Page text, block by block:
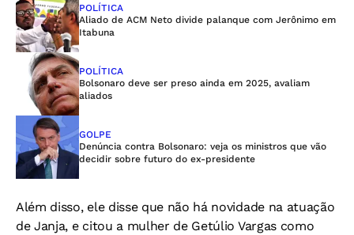
POLÍTICA
Aliado de ACM Neto divide palanque com Jerônimo em
Itabuna
POLÍTICA
Bolsonaro deve ser preso ainda em 2025, avaliam
aliados
GOLPE
Denúncia contra Bolsonaro: veja os ministros que vão
decidir sobre futuro do ex-presidente
Além disso, ele disse que não há novidade na atuação
de Janja, e citou a mulher de Getúlio Vargas como